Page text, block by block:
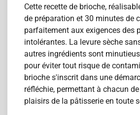
Cette recette de brioche,
de préparation et 30 minutes de
parfaitement aux exigences des
intolérantes. La levure sèche
autres ingrédients sont
pour éviter tout risque de
brioche s'inscrit dans une
réfléchie, permettant à chacun
plaisirs de la pâtisserie en toute